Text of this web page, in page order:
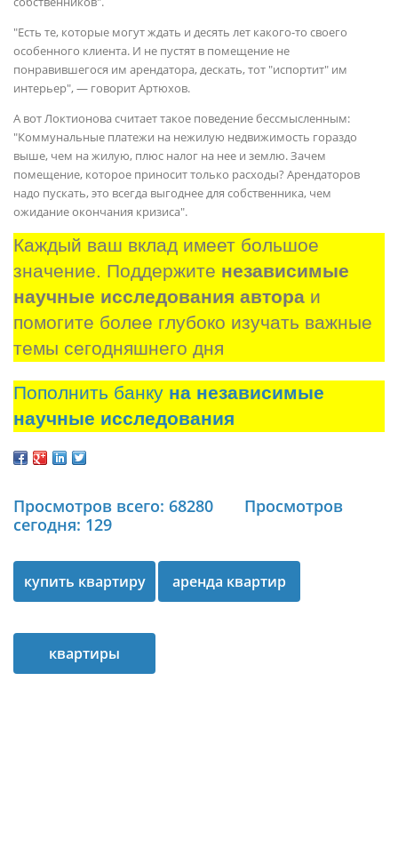
"Есть те, которые могут ждать и десять лет какого-то своего
особенного клиента. И не пустят в помещение не
понравившегося им арендатора, дескать, тот "испортит" им
интерьер", — говорит Артюхов.
А вот Локтионова считает такое поведение бессмысленным:
"Коммунальные платежи на нежилую недвижимость гораздо
выше, чем на жилую, плюс налог на нее и землю. Зачем
помещение, которое приносит только расходы? Арендаторов
надо пускать, это всегда выгоднее для собственника, чем
ожидание окончания кризиса".
Каждый ваш вклад имеет большое
значение. Поддержите независимые
научные исследования автора и
помогите более глубоко изучать важные
темы сегодняшнего дня
Пополнить банку на независимые
научные исследования
Просмотров всего: 68280
Просмотров
сегодня: 129
купить квартиру аренда квартир
квартиры